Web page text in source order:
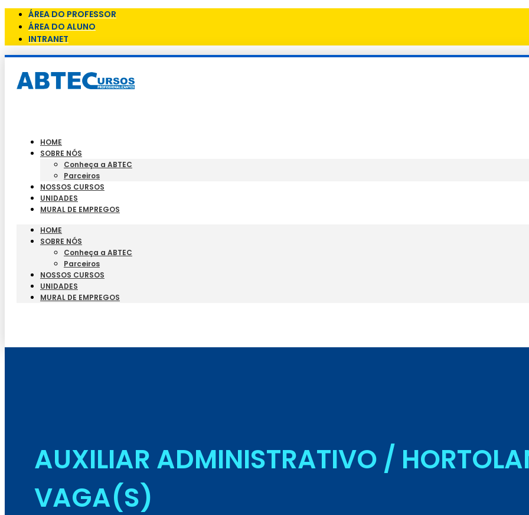
ÁREA DO PROFESSOR
ÁREA DO ALUNO
INTRANET
HOME
SOBRE NÓS
Conheça a ABTEC
Parceiros
NOSSOS CURSOS
UNIDADES
MURAL DE EMPREGOS
HOME
SOBRE NÓS
Conheça a ABTEC
Parceiros
NOSSOS CURSOS
UNIDADES
MURAL DE EMPREGOS
AUXILIAR ADMINISTRATIVO /
VAGA(S)